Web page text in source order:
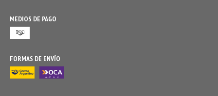
MEDIOS DE PAGO
FORMAS DE ENVÍO